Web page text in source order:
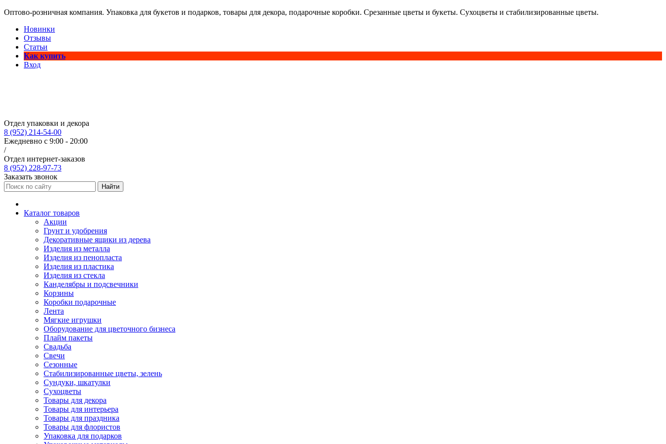
Оптово-розничная компания. Упаковка для букетов и подарков, товары для декора, подарочные коробки. Срезанные цветы и букеты. Сухоцветы и стабилизированные цветы.
Новинки
Отзывы
Статьи
Как купить
Вход
Отдел упаковки и декора
8 (952) 214-54-00
Ежедневно с 9:00 - 20:00
/
Отдел интернет-заказов
8 (952) 228-97-73
Заказать звонок
Найти
Каталог товаров
Акции
Грунт и удобрения
Декоративные ящики из дерева
Изделия из металла
Изделия из пенопласта
Изделия из пластика
Изделия из стекла
Канделябры и подсвечники
Корзины
Коробки подарочные
Лента
Мягкие игрушки
Оборудование для цветочного бизнеса
Плайм пакеты
Свадьба
Свечи
Сезонные
Стабилизированные цветы, зелень
Сундуки, шкатулки
Сухоцветы
Товары для декора
Товары для интерьера
Товары для праздника
Товары для флористов
Упаковка для подарков